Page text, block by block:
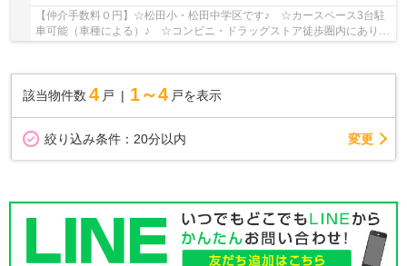
【仲介手数料０円】☆松田小・松田中学区です♪ ☆カースペース3台駐
車可能（車種による）♪ ☆コンビニ・ドラッグストア徒歩圏内にあり生
活便利♪ ☆20帖超えの広々としたLDK♪ ☆小田急線...
該当物件数 4 戸 1～4 戸を表示
絞り込み条件： 20分以内 変更